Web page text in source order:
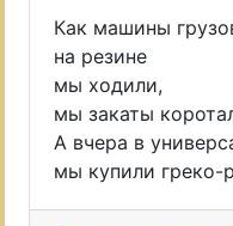
Как машины
на резине
мы ходили,
мы закаты
А вчера в
мы купили греко-